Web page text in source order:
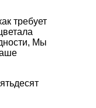
требует
Мы